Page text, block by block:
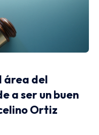
área del
a ser un buen
Ortiz